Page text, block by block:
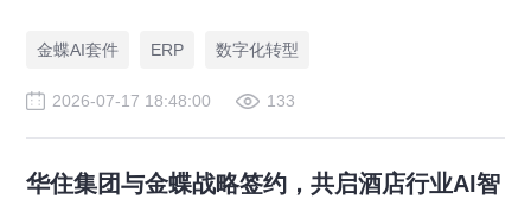
金蝶AI套件
ERP 数字化转型
2026-07-17 18:48:00 133
华住集团与金蝶战略签约，共启酒店行业AI智